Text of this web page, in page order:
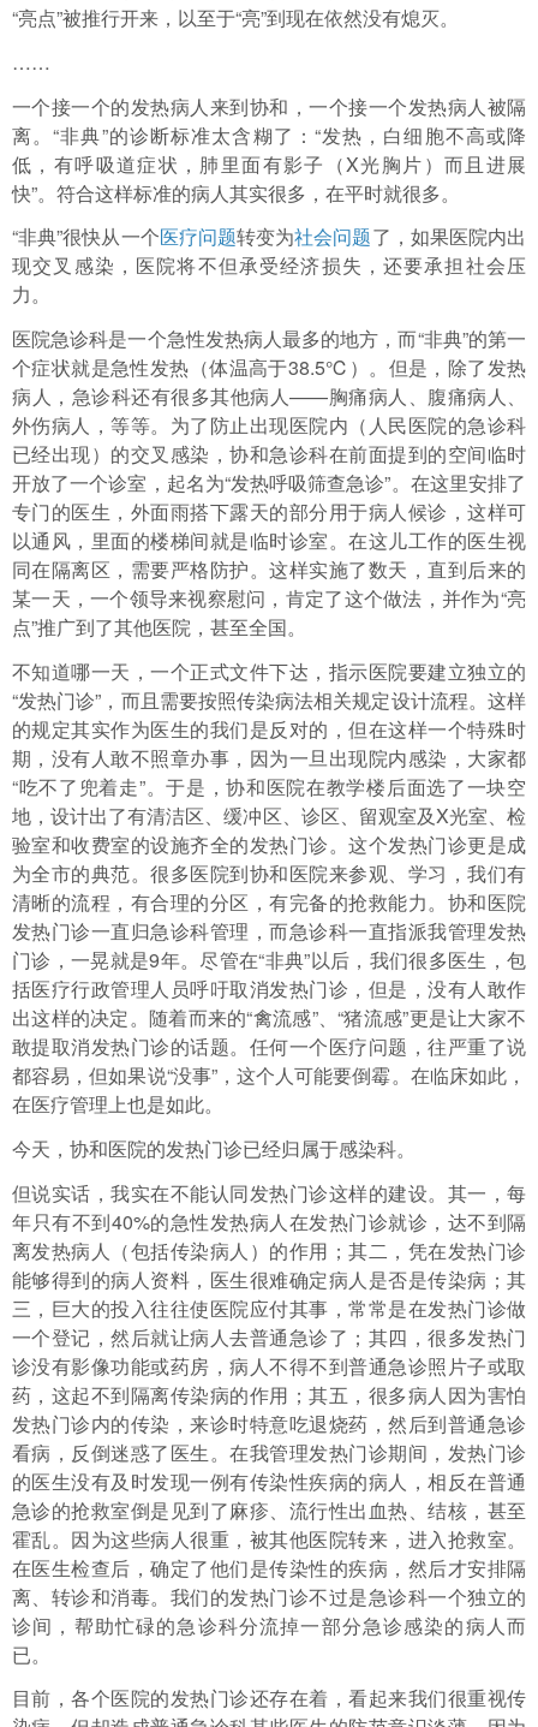
“亮点”被推行开来，以至于“亮”到现在依然没有熄灭。
……
一个接一个的发热病人来到协和，一个接一个发热病人被隔
离。“非典”的诊断标准太含糊了：“发热，白细胞不高或降
低，有呼吸道症状，肺里面有影子（X光胸片）而且进展
快”。符合这样标准的病人其实很多，在平时就很多。
“非典”很快从一个医疗问题转变为社会问题了，如果医院内出
现交叉感染，医院将不但承受经济损失，还要承担社会压
力。
医院急诊科是一个急性发热病人最多的地方，而“非典”的第一
个症状就是急性发热（体温高于38.5℃）。但是，除了发热
病人，急诊科还有很多其他病人——胸痛病人、腹痛病人、
外伤病人，等等。为了防止出现医院内（人民医院的急诊科
已经出现）的交叉感染，协和急诊科在前面提到的空间临时
开放了一个诊室，起名为“发热呼吸筛查急诊”。在这里安排了
专门的医生，外面雨搭下露天的部分用于病人候诊，这样可
以通风，里面的楼梯间就是临时诊室。在这儿工作的医生视
同在隔离区，需要严格防护。这样实施了数天，直到后来的
某一天，一个领导来视察慰问，肯定了这个做法，并作为“亮
点”推广到了其他医院，甚至全国。
不知道哪一天，一个正式文件下达，指示医院要建立独立的
“发热门诊”，而且需要按照传染病法相关规定设计流程。这样
的规定其实作为医生的我们是反对的，但在这样一个特殊时
期，没有人敢不照章办事，因为一旦出现院内感染，大家都
“吃不了兜着走”。于是，协和医院在教学楼后面选了一块空
地，设计出了有清洁区、缓冲区、诊区、留观室及X光室、检
验室和收费室的设施齐全的发热门诊。这个发热门诊更是成
为全市的典范。很多医院到协和医院来参观、学习，我们有
清晰的流程，有合理的分区，有完备的抢救能力。协和医院
发热门诊一直归急诊科管理，而急诊科一直指派我管理发热
门诊，一晃就是9年。尽管在“非典”以后，我们很多医生，包
括医疗行政管理人员呼吁取消发热门诊，但是，没有人敢作
出这样的决定。随着而来的“禽流感”、“猪流感”更是让大家不
敢提取消发热门诊的话题。任何一个医疗问题，往严重了说
都容易，但如果说“没事”，这个人可能要倒霉。在临床如此，
在医疗管理上也是如此。
今天，协和医院的发热门诊已经归属于感染科。
但说实话，我实在不能认同发热门诊这样的建设。其一，每
年只有不到40%的急性发热病人在发热门诊就诊，达不到隔
离发热病人（包括传染病人）的作用；其二，凭在发热门诊
能够得到的病人资料，医生很难确定病人是否是传染病；其
三，巨大的投入往往使医院应付其事，常常是在发热门诊做
一个登记，然后就让病人去普通急诊了；其四，很多发热门
诊没有影像功能或药房，病人不得不到普通急诊照片子或取
药，这起不到隔离传染病的作用；其五，很多病人因为害怕
发热门诊内的传染，来诊时特意吃退烧药，然后到普通急诊
看病，反倒迷惑了医生。在我管理发热门诊期间，发热门诊
的医生没有及时发现一例有传染性疾病的病人，相反在普通
急诊的抢救室倒是见到了麻疹、流行性出血热、结核，甚至
霍乱。因为这些病人很重，被其他医院转来，进入抢救室。
在医生检查后，确定了他们是传染性的疾病，然后才安排隔
离、转诊和消毒。我们的发热门诊不过是急诊科一个独立的
诊间，帮助忙碌的急诊科分流掉一部分急诊感染的病人而
已。
目前，各个医院的发热门诊还存在着，看起来我们很重视传